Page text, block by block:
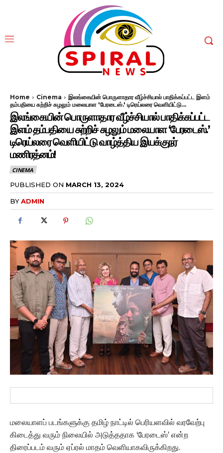
Home Cinema
இலங்கையின் பொருளாதார வீழ்ச்சியால் பாதிக்கப்பட்ட இளம்
தம்பதியை சுற்றிச் சுழலும் மலையாள 'பேரடைஸ்.' டிரெய்லரை வெளியிட்டு...
இலங்கையின் பொருளாதார வீழ்ச்சியால் பாதிக்கப்பட்ட
இளம் தம்பதியை சுற்றிச் சுழலும் மலையாள ‘பேரடைஸ்.’
டிரெய்லரை வெளியிட்டு வாழ்த்திய இயக்குநர்
மணிரத்னம்!
CINEMA
PUBLISHED ON MARCH 13, 2024
BYADMIN
மலையாளப் படங்களுக்கு தமிழ் நாட்டில் பெரியளவில் வரவேற்பு
கிடைத்து வரும் நிலையில் அடுத்ததாக ‘பேரடைஸ்’ என்ற
திரைப்படம் வரும் ஏப்ரல் மாதம் வெளியாகவிருக்கிறது.